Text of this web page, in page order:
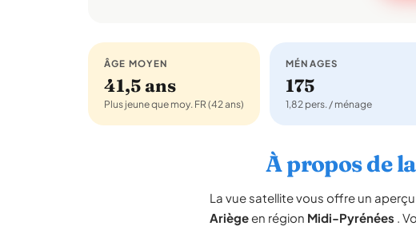
ÂGE MOYEN
41,5 ans
Plus jeune que moy. FR (42 ans)
MÉNAGES
175
1,82 pers. / ménage
À propos de
La vue satellite vous offre un
Ariègeen région Midi-Pyrénées .